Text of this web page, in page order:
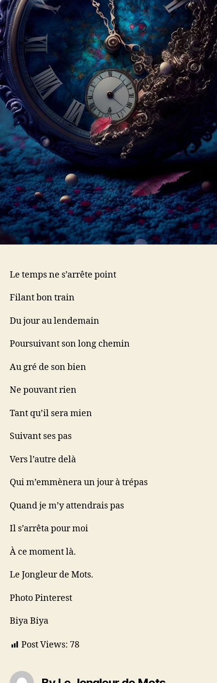
Le temps ne s’arrête point
Filant bon train
Du jour au lendemain
Poursuivant son long chemin
Au gré de son bien
Ne pouvant rien
Tant qu’il sera mien
Suivant ses pas
Vers l’autre delà
Qui m’emmènera un jour à trépas
Quand je m’y attendrais pas
Il s’arrêta pour moi
À ce moment là.
Le Jongleur de Mots.
Photo Pinterest
Biya Biya
Post Views: 78